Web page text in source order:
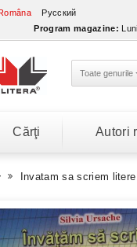
Русский
Program magazine:
Toate genurile
Cărţi Autori
Invatam sa scriem